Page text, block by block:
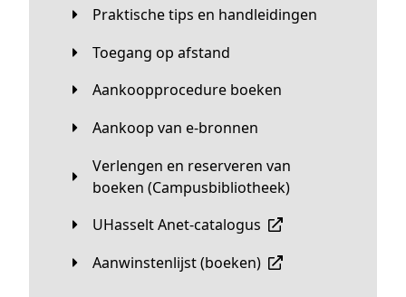
Praktische tips en handleidingen
Toegang op afstand
Aankoopprocedure boeken
Aankoop van e-bronnen
Verlengen en reserveren van
boeken (Campusbibliotheek)
UHasselt Anet-catalogus
Aanwinstenlijst (boeken)